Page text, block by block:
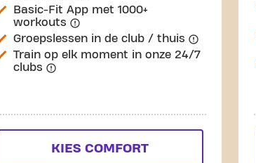
Basic-Fit App met 1000+
workouts
Groepslessen in de club / thuis
Train op elk moment in onze 24/7
clubs
KIES COMFORT